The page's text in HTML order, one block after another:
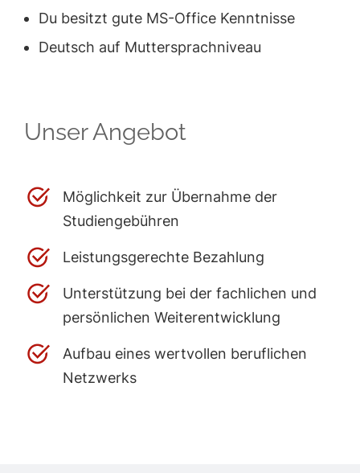
Du besitzt gute MS-Office Kenntnisse
Deutsch auf Muttersprachniveau
Unser Angebot
Möglichkeit zur Übernahme der
Studiengebühren
Leistungsgerechte Bezahlung
Unterstützung bei der fachlichen und
persönlichen Weiterentwicklung
Aufbau eines wertvollen beruflichen
Netzwerks